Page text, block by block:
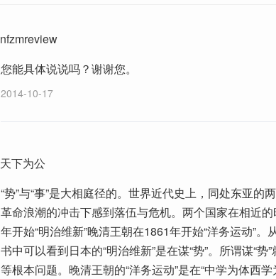
nfzmreview
您能具体说说吗？谢谢您。
2014-10-17
天下为公
“势”与“事”是大相庭径的。世界近代史上，同处东亚的
革命浪潮的冲击下感到落伍与危机。两个国家在相近
年开始“明治维新”晚清王朝在1861年开始“洋务运动”
书中可以看到日本的“明治维新”是在谋“势”。所谓谋“
等根本问题。晚清王朝的“洋务运动”是在“中学为体西